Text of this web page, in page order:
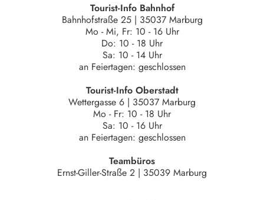
Tourist-Info Bahnhof
Bahnhofstraße 25 | 35037 Marburg
Mo - Mi, Fr: 10 - 16 Uhr
Do: 10 - 18 Uhr
Sa: 10 - 14 Uhr
an Feiertagen: geschlossen
Tourist-Info Oberstadt
Wettergasse 6 | 35037 Marburg
Mo - Fr: 10 - 18 Uhr
Sa: 10 - 16 Uhr
an Feiertagen: geschlossen
Teambüros
Ernst-Giller-Straße 2 | 35039 Marburg